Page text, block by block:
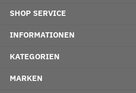
SHOP SERVICE
INFORMATIONEN
KATEGORIEN
MARKEN